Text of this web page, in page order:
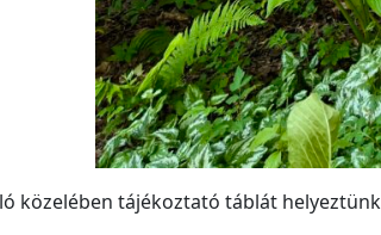
közelében tájékoztató táblát